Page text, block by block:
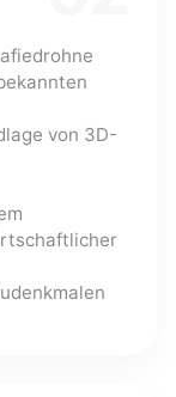
von 3D-